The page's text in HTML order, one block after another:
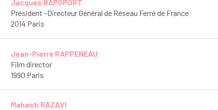
Jacques RAPOPORT
Président –Directeur Général de Réseau Ferré de France
2014 Paris
Jean-Pierre RAPPENEAU
Film director
1990 Paris
Mahasti RAZAVI